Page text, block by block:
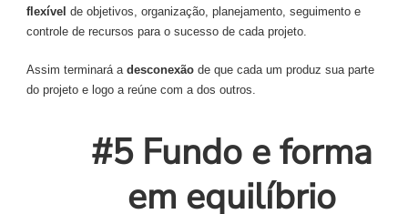
flexível de objetivos, organização, planejamento, seguimento e
controle de recursos para o sucesso de cada projeto.
Assim terminará a desconexão de que cada um produz sua parte
do projeto e logo a reúne com a dos outros.
#5 Fundo e forma
em equilíbrio